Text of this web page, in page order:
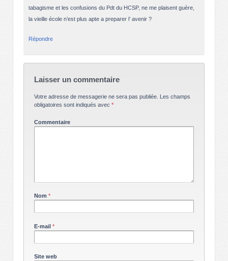
tabagisme et les confusions du Pdt du HCSP, ne me plaisent guère,
la vieille école n’est plus apte a preparer l’ avenir ?
Répondre
Laisser un commentaire
Votre adresse de messagerie ne sera pas publiée. Les champs
obligatoires sont indiqués avec *
Commentaire
Nom *
E-mail *
Site web